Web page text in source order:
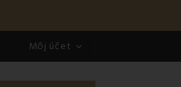
Môj účet 